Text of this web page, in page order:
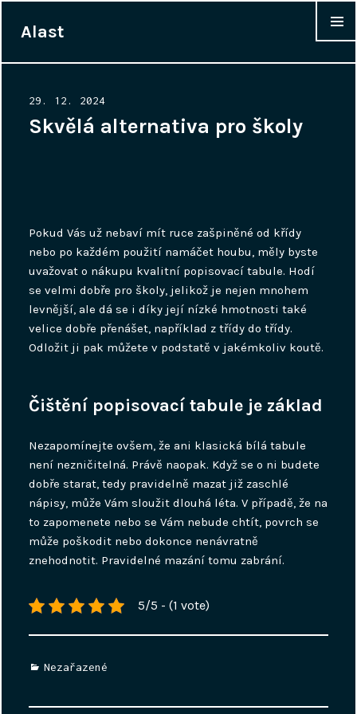
Alast
Posted
on
29. 12. 2024
Skvělá alternativa pro školy
Pokud Vás už nebaví mít ruce zašpiněné od křídy
nebo po každém použití namáčet houbu, měly byste
uvažovat o nákupu kvalitní popisovací tabule. Hodí
se velmi dobře pro školy, jelikož je nejen mnohem
levnější, ale dá se i díky její nízké hmotnosti také
velice dobře přenášet, například z třídy do třídy.
Odložit ji pak můžete v podstatě v jakémkoliv koutě.
Čištění popisovací tabule je základ
Nezapomínejte ovšem, že ani klasická bílá tabule
není nezničitelná. Právě naopak. Když se o ni budete
dobře starat, tedy pravidelně mazat již zaschlé
nápisy, může Vám sloužit dlouhá léta. V případě, že na
to zapomenete nebo se Vám nebude chtít, povrch se
může poškodit nebo dokonce nenávratně
znehodnotit. Pravidelné mazání tomu zabrání.
5/5 - (1 vote)
Categories
Nezařazené